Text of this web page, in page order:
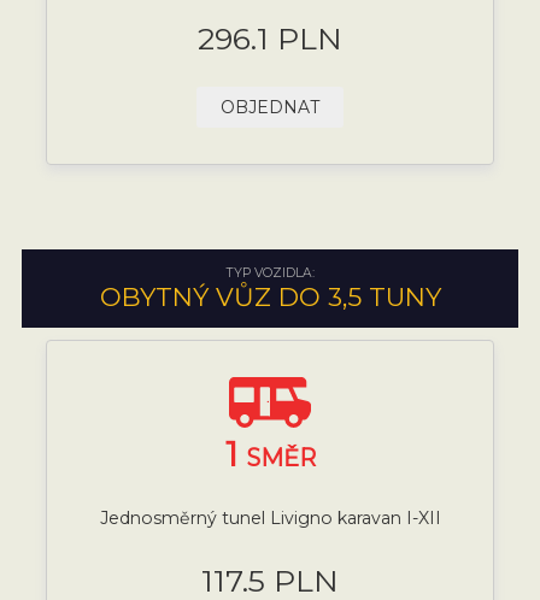
296.1 PLN
OBJEDNAT
TYP VOZIDLA:
OBYTNÝ VŮZ DO 3,5 TUNY
1 SMĚR
Jednosměrný tunel Livigno karavan I-XII
117.5 PLN